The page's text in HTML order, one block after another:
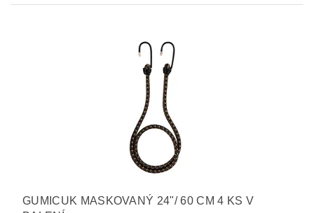
GUMICUK MASKOVANÝ 24"/ 60 CM 4 KS V